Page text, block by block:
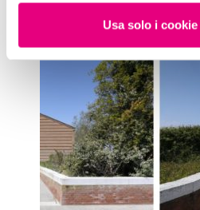
Usa solo i